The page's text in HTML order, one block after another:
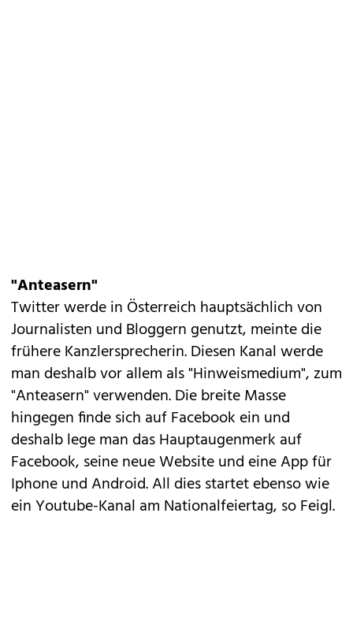
"Anteasern"
Twitter werde in Österreich hauptsächlich von
Journalisten und Bloggern genutzt, meinte die
frühere Kanzlersprecherin. Diesen Kanal werde
man deshalb vor allem als "Hinweismedium", zum
"Anteasern" verwenden. Die breite Masse
hingegen finde sich auf Facebook ein und
deshalb lege man das Hauptaugenmerk auf
Facebook, seine neue Website und eine App für
Iphone und Android. All dies startet ebenso wie
ein Youtube-Kanal am Nationalfeiertag, so Feigl.